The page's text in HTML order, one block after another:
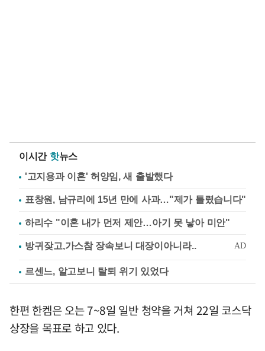
이시간 핫뉴스
'고지용과 이혼' 허양임, 새 출발했다
표창원, 남규리에 15년 만에 사과…"제가 틀렸습니다"
하리수 "이혼 내가 먼저 제안…아기 못 낳아 미안"
르센느, 알고보니 탈퇴 위기 있었다
한편 한켐은 오는 7~8일 일반 청약을 거쳐 22일 코스닥
상장을 목표로 하고 있다.